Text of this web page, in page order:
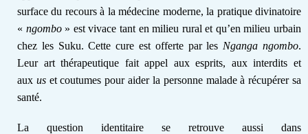
surface du recours à la médecine moderne, la pratique divinatoire
« ngombo » est vivace tant en milieu rural et qu’en milieu urbain
chez les Suku. Cette cure est offerte par les Nganga ngombo.
Leur art thérapeutique faitappel aux esprits, aux interdits et
aux uset coutumes pour aider la personne malade à récupérer sa
santé.
La question identitaire se retrouve aussi dans